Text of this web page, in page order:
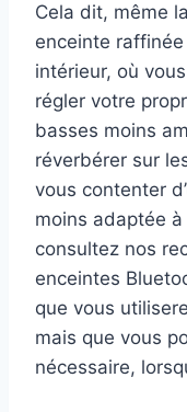
Cela dit, même
enceinte
intérieur, où
régler votre
basses moins
réverbérer sur
vous contenter
moins adaptée à
consultez nos
enceintes
que vous
mais que vous
nécessaire,